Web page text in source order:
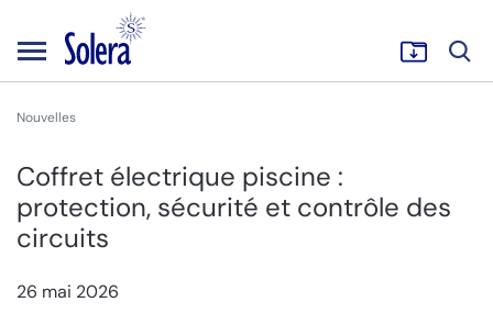
Nouvelles
Coffret électrique piscine :
protection, sécurité et contrôle des
circuits
26 mai 2026